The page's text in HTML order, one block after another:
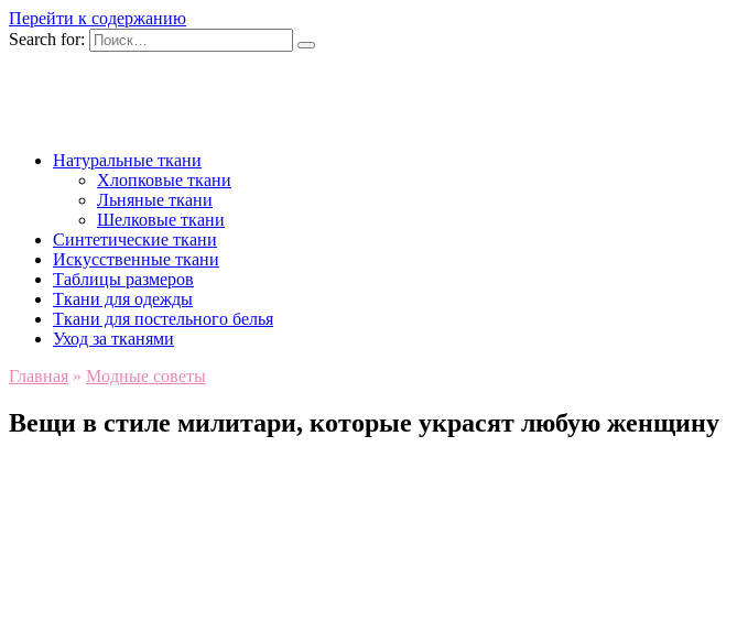
Перейти к содержанию
Search for:
Натуральные ткани
Хлопковые ткани
Льняные ткани
Шелковые ткани
Синтетические ткани
Искусственные ткани
Таблицы размеров
Ткани для одежды
Ткани для постельного белья
Уход за тканями
Главная » Модные советы
Вещи в стиле милитари, которые украсят любую женщину